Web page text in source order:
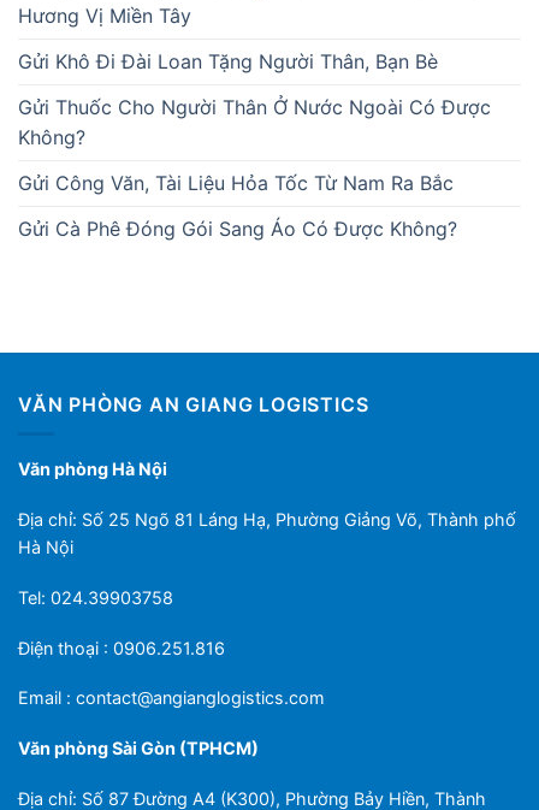
Hương Vị Miền Tây
Gửi Khô Đi Đài Loan Tặng Người Thân, Bạn Bè
Gửi Thuốc Cho Người Thân Ở Nước Ngoài Có Được
Không?
Gửi Công Văn, Tài Liệu Hỏa Tốc Từ Nam Ra Bắc
Gửi Cà Phê Đóng Gói Sang Áo Có Được Không?
VĂN PHÒNG AN GIANG LOGISTICS
Văn phòng Hà Nội
Địa chỉ: Số 25 Ngõ 81 Láng Hạ, Phường Giảng Võ, Thành phố
Hà Nội
Tel: 024.39903758
Điện thoại : 0906.251.816
Email : contact@angianglogistics.com
Văn phòng Sài Gòn (TPHCM)
Địa chỉ: Số 87 Đường A4 (K300), Phường Bảy Hiền, Thành